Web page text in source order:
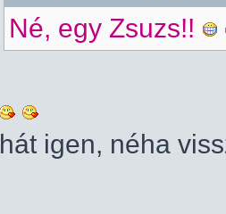
Né, egy Zsuzs!!
hát igen, néha